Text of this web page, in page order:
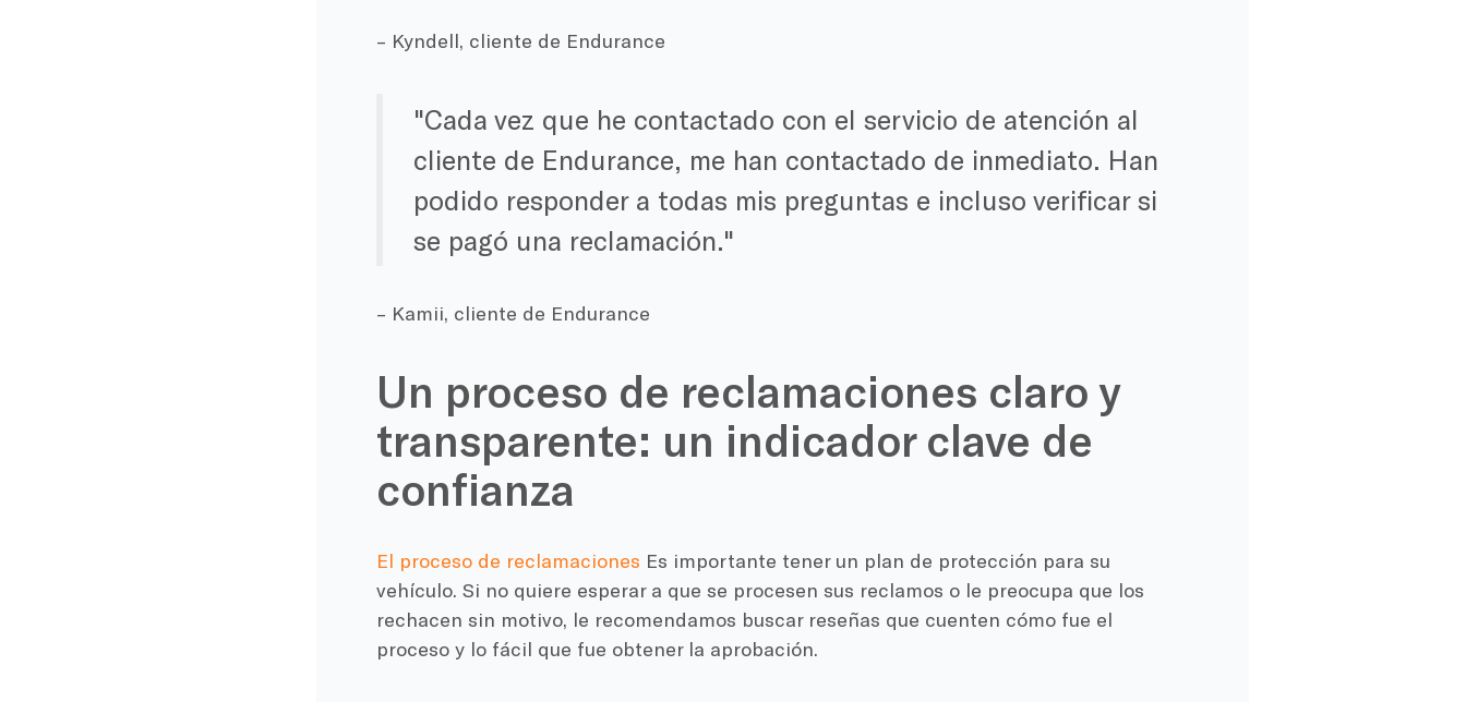
– Kyndell, cliente de Endurance
Cada vez que he contactado con el servicio de atención al
cliente de Endurance, me han contactado de inmediato. Han
podido responder a todas mis preguntas e incluso verificar si
se pagó una reclamación.
– Kamii, cliente de Endurance
Un proceso de reclamaciones claro y
transparente: un indicador clave de
confianza
El proceso de reclamaciones Es importante tener un plan de protección para su
vehículo. Si no quiere esperar a que se procesen sus reclamos o le preocupa que los
rechacen sin motivo, le recomendamos buscar reseñas que cuenten cómo fue el
proceso y lo fácil que fue obtener la aprobación.